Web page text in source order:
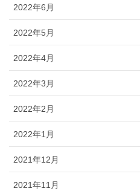
2022年6月
2022年5月
2022年4月
2022年3月
2022年2月
2022年1月
2021年12月
2021年11月